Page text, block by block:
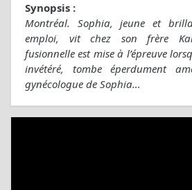
Synopsis :
Montréal. Sophia, jeune et
emploi, vit chez son frère
fusionnelle est mise à l’épreuve
invétéré, tombe éperdument
gynécologue de Sophia…